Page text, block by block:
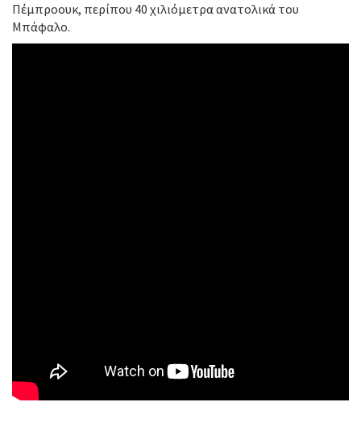
Πέμπροουκ, περίπου 40 χιλιόμετρα ανατολικά του
Μπάφαλο.